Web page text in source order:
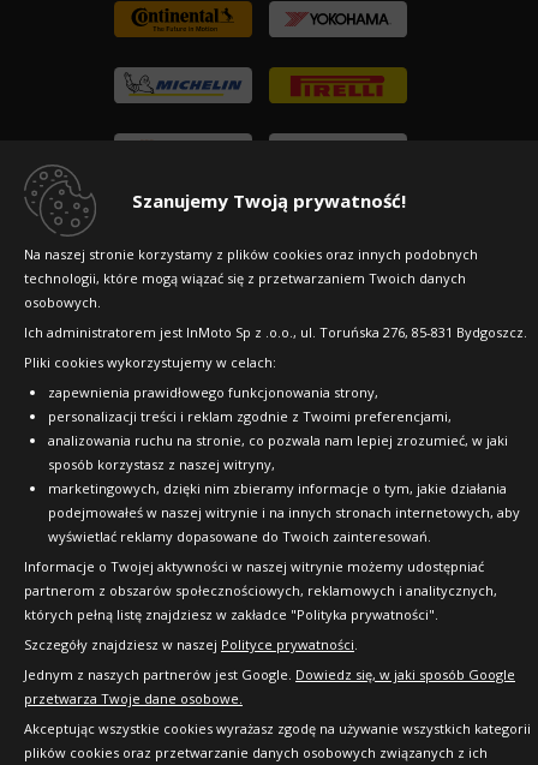
Szanujemy Twoją prywatność!
Na naszej stronie korzystamy z plików cookies oraz innych podobnych
technologii, które mogą wiązać się z przetwarzaniem Twoich danych
osobowych.
Ich administratorem jest InMoto Sp z .o.o., ul. Toruńska 276, 85-831 Bydgoszcz.
Pliki cookies wykorzystujemy w celach:
zapewnienia prawidłowego funkcjonowania strony,
personalizacji treści i reklam zgodnie z Twoimi preferencjami,
analizowania ruchu na stronie, co pozwala nam lepiej zrozumieć, w jaki
sposób korzystasz z naszej witryny,
marketingowych, dzięki nim zbieramy informacje o tym, jakie działania
podejmowałeś w naszej witrynie i na innych stronach internetowych, aby
wyświetlać reklamy dopasowane do Twoich zainteresowań.
Informacje o Twojej aktywności w naszej witrynie możemy udostępniać
partnerom z obszarów społecznościowych, reklamowych i analitycznych,
których pełną listę znajdziesz w zakładce "Polityka prywatności".
Szczegóły znajdziesz w naszej Polityce prywatności.
Jednym z naszych partnerów jest Google. Dowiedz się, w jaki sposób Google
przetwarza Twoje dane osobowe.
Akceptując wszystkie cookies wyrażasz zgodę na używanie wszystkich kategorii
plików cookies oraz przetwarzanie danych osobowych związanych z ich
Copyright © 2010-2026 24opony.pl. Wszelkie
prawa zastrzeżone.